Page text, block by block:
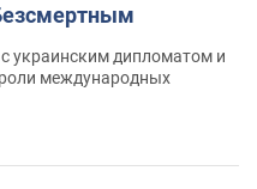
украинским дипломатом и
международных